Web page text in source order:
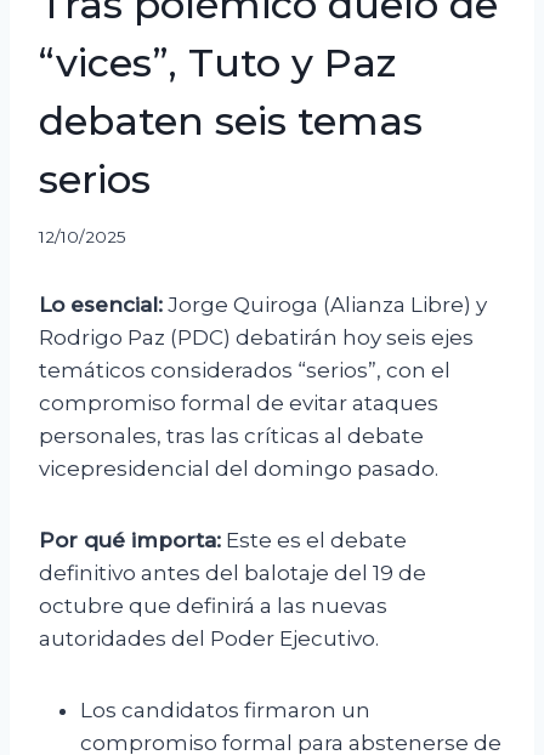
“vices”, Tuto y Paz
debaten seis temas
serios
12/10/2025
Lo esencial: Jorge Quiroga (Alianza Libre) y
Rodrigo Paz (PDC) debatirán hoy seis ejes
temáticos considerados “serios”, con el
compromiso formal de evitar ataques
personales, tras las críticas al debate
vicepresidencial del domingo pasado.
Por qué importa: Este es el debate
definitivo antes del balotaje del 19 de
octubre que definirá a las nuevas
autoridades del Poder Ejecutivo.
Los candidatos firmaron un
compromiso formal para abstenerse de